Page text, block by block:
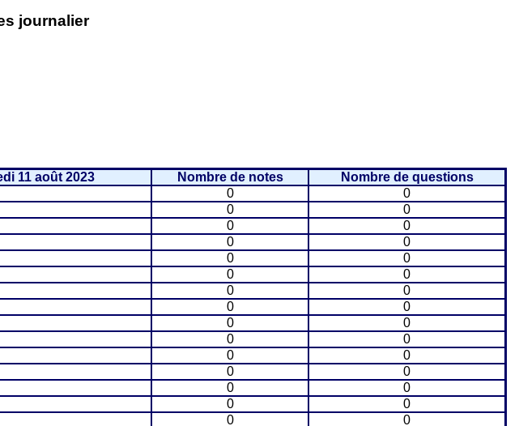
journalier
11 août 2023 Nombre de notes
Nombre de questions
0
0
0
0
0
0
0
0
0
0
0
0
0
0
0
0
0
0
0
0
0
0
0
0
0
0
0
0
0
0